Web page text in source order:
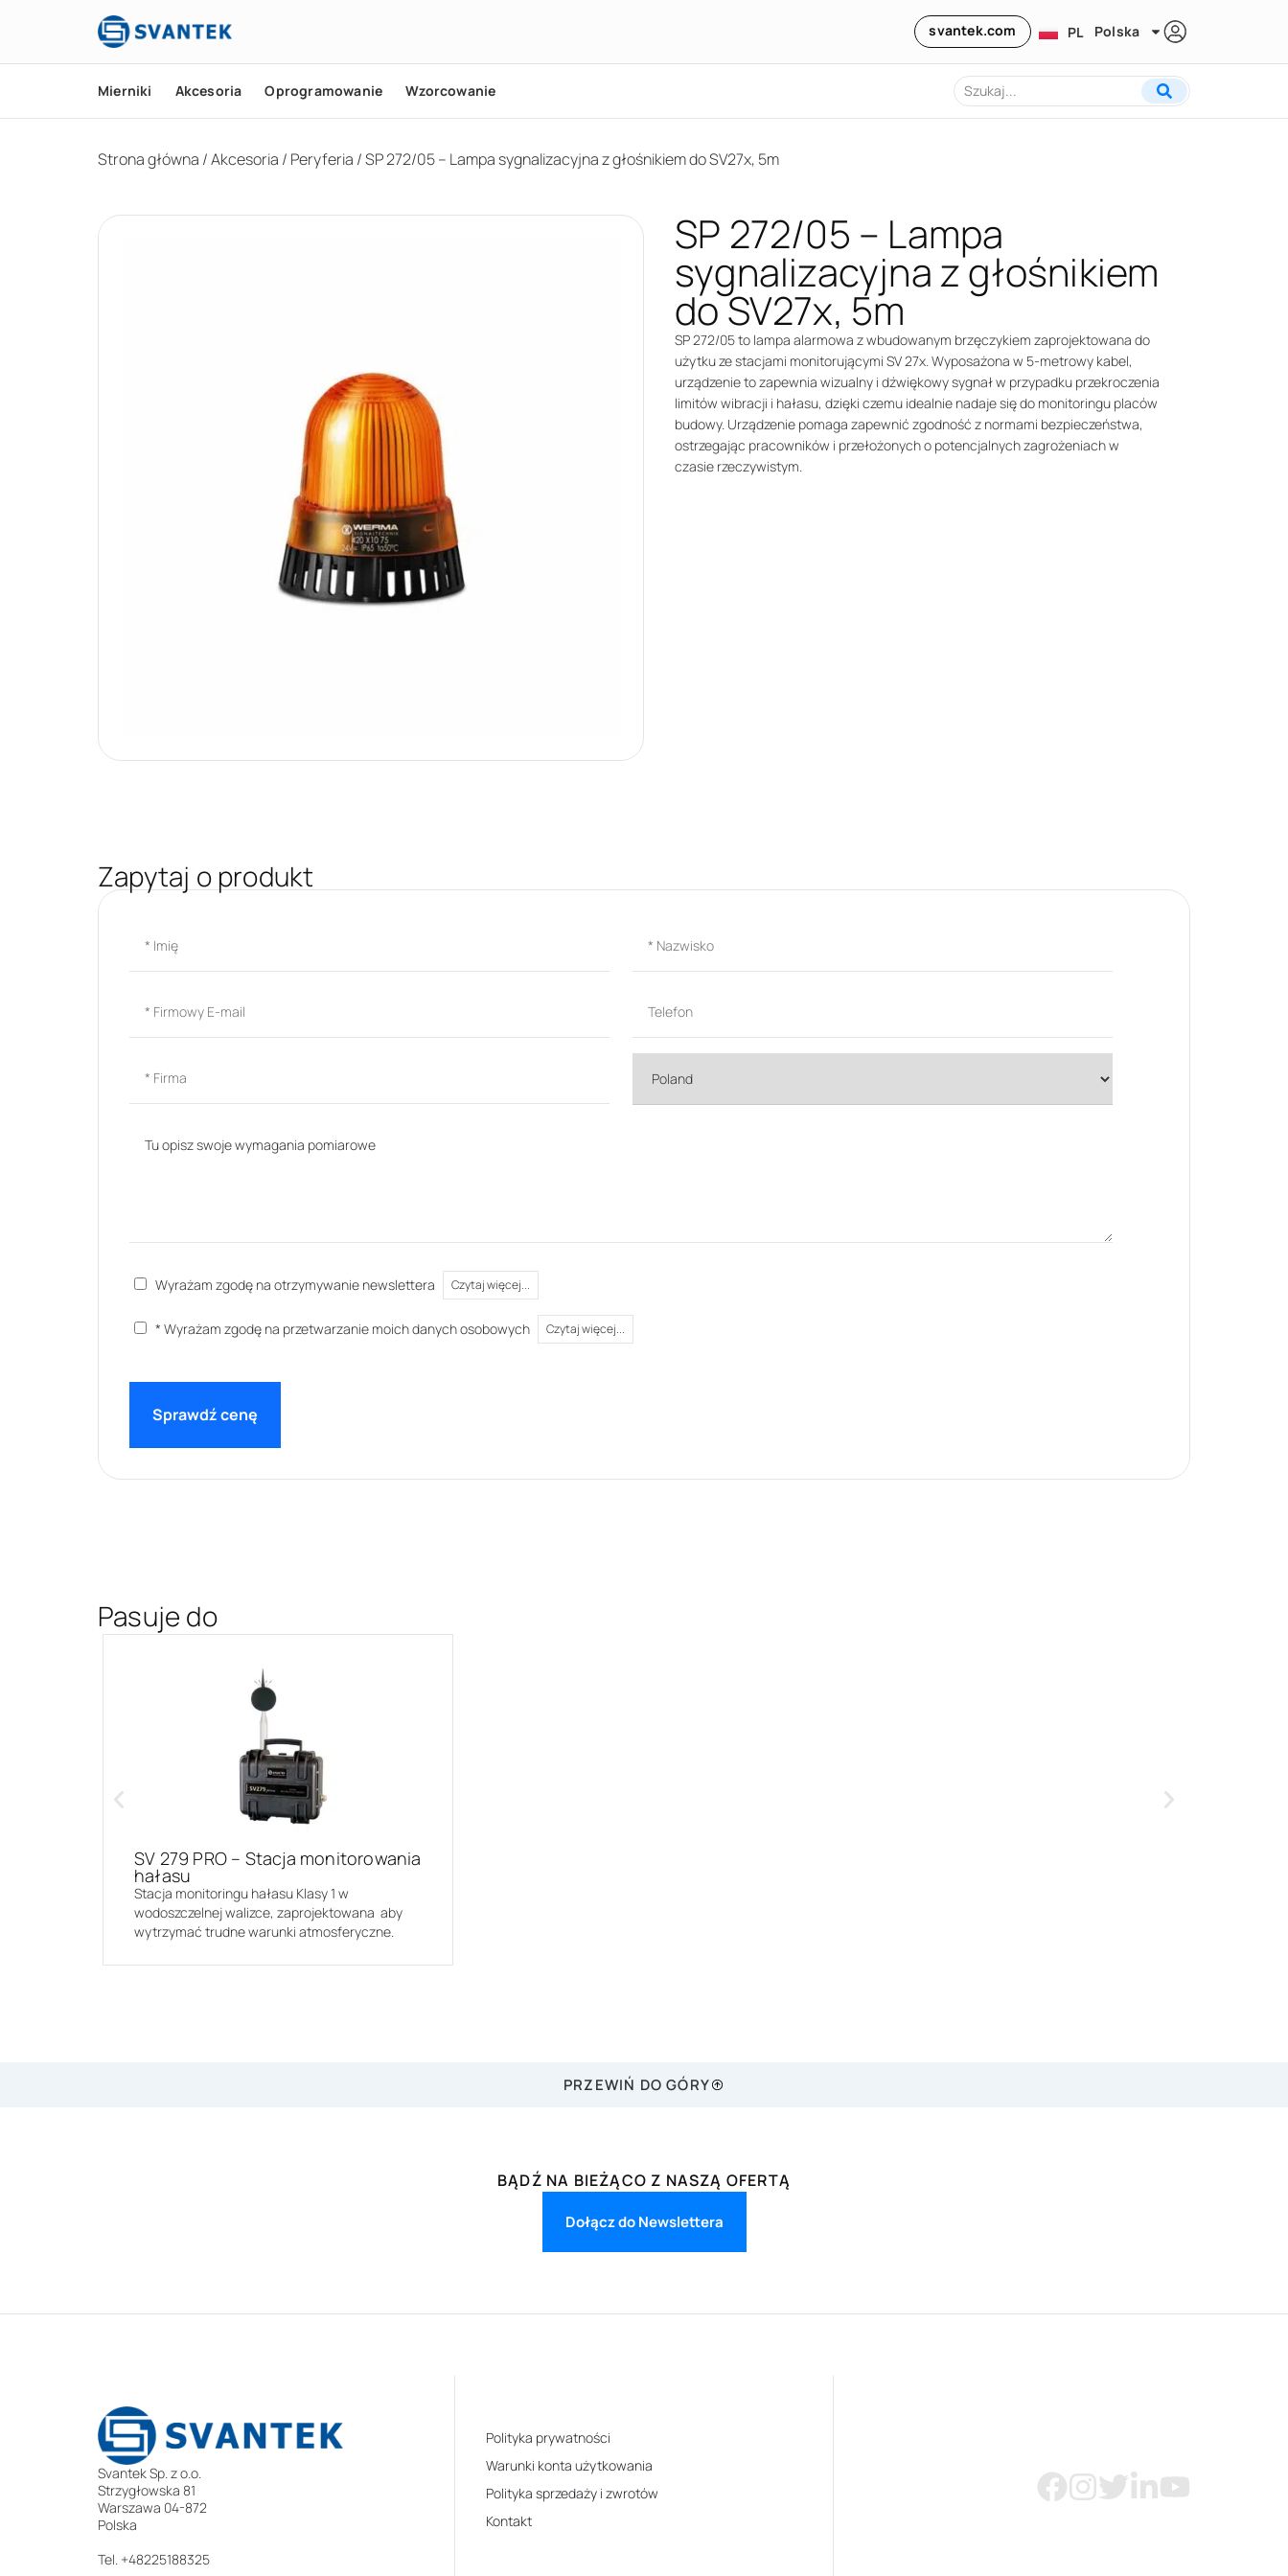
svantek.com PL Polska
Mierniki Akcesoria Oprogramowanie Wzorcowanie
Strona główna /Akcesoria / Peryferia / SP 272/05 – Lampa sygnalizacyjna z głośnikiem do SV27x, 5m
SP 272/05 – Lampa
sygnalizacyjna z głośnikiem
do SV27x, 5m
SP 272/05 to lampa alarmowa z wbudowanym brzęczykiem zaprojektowana do
użytku ze stacjami monitorującymi SV 27x. Wyposażona w 5-metrowy kabel,
urządzenie to zapewnia wizualny i dźwiękowy sygnał w przypadku przekroczenia
limitów wibracji i hałasu, dzięki czemu idealnie nadaje się do monitoringu placów
budowy. Urządzenie pomaga zapewnić zgodność z normami bezpieczeństwa,
ostrzegając pracowników i przełożonych o potencjalnych zagrożeniach w
czasie rzeczywistym.
Zapytaj o produkt
Wyrażam zgodę na otrzymywanie newslettera Czytaj więcej...
* Wyrażam zgodę na przetwarzanie moich danych osobowych Czytaj więcej...
Pasuje do
SV 279 PRO – Stacja monitorowania
hałasu
Stacja monitoringu hałasu Klasy 1 w
wodoszczelnej walizce, zaprojektowana aby
wytrzymać trudne warunki atmosferyczne.
PRZEWIŃ DO GÓRY
BĄDŹ NA BIEŻĄCO Z NASZĄ OFERTĄ
Dołącz do Newslettera
Svantek Sp. z o.o.
Strzygłowska 81
Warszawa 04-872
Polska
Tel. +48225188325
Polityka prywatności
Warunki konta użytkowania
Polityka sprzedaży i zwrotów
Kontakt